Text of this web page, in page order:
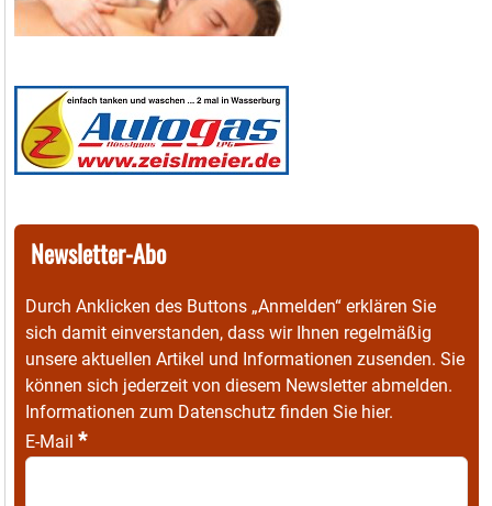
Newsletter-Abo
Durch Anklicken des Buttons „Anmelden“ erklären Sie
sich damit einverstanden, dass wir Ihnen regelmäßig
unsere aktuellen Artikel und Informationen zusenden. Sie
können sich jederzeit von diesem Newsletter abmelden.
Informationen zum Datenschutz finden Sie hier.
E-Mail *